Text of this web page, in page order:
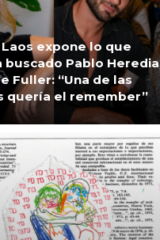
expone lo que
buscado Pablo Heredia
Fuller: “Una de las
quería el remember”